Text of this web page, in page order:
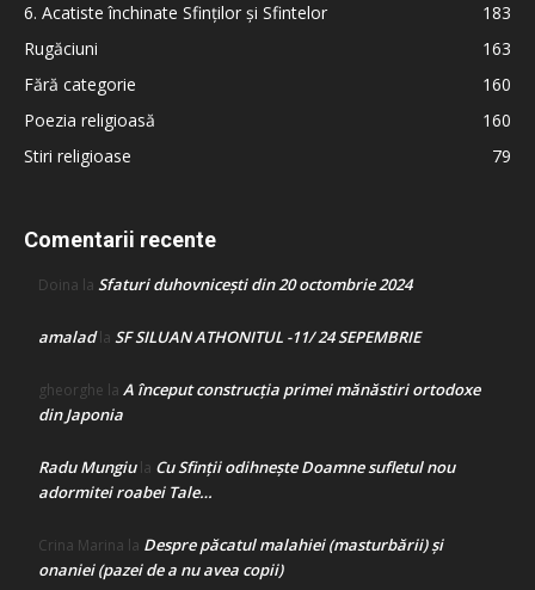
6. Acatiste închinate Sfinților și Sfintelor
183
Rugăciuni
163
Fără categorie
160
Poezia religioasă
160
Stiri religioase
79
Comentarii recente
Doina la Sfaturi duhovnicești din 20 octombrie 2024
amaladla SF SILUAN ATHONITUL -11/ 24 SEPEMBRIE
gheorghe la A început construcţia primei mănăstiri ortodoxe
din Japonia
Radu Mungiula Cu Sfinții odihnește Doamne sufletul nou
adormitei roabei Tale…
Crina Marina la Despre păcatul malahiei (masturbării) şi
onaniei (pazei de a nu avea copii)